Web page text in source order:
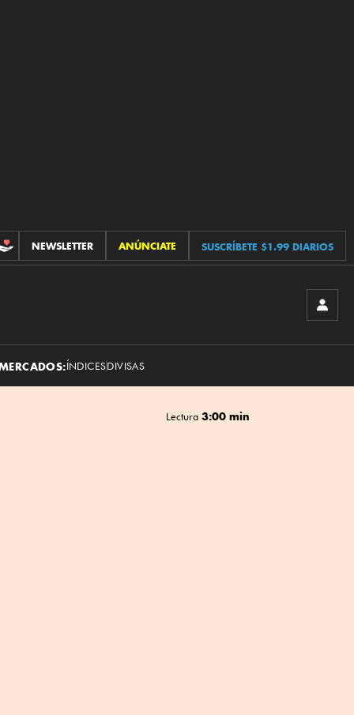
CONTRIBUCIONES
NEWSLETTER ANÚNCIATE SUSCRÍBETE $1.99 DIARIOS
ÍNDICESDIVISAS
Lectura 3:00 min